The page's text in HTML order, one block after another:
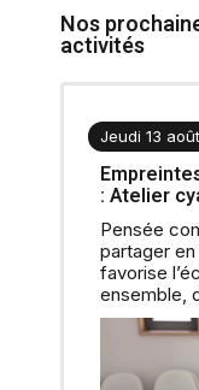
Nos
activités
Jeudi 13
: Atelier
Pensée
partager
favorise
ensemble,